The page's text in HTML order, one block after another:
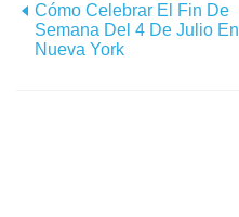
Cómo Celebrar El Fin De
Semana Del 4 De Julio En
Nueva York